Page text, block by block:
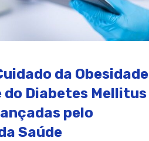
da Obesidade
do Diabetes Mellitus
pelo
Saúde